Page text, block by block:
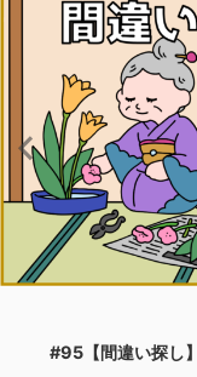
#234【間違い探し